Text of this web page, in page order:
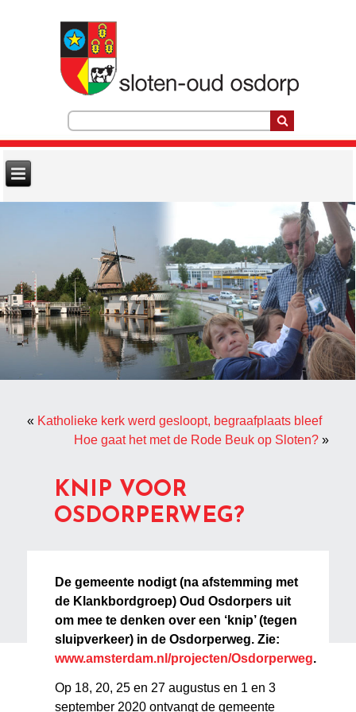
« Katholieke kerk werd gesloopt, begraafplaats bleef
Hoe gaat het met de Rode Beuk op Sloten?»
KNIP VOOR
OSDORPERWEG?
De gemeente nodigt (na afstemming met
de Klankbordgroep) Oud Osdorpers uit
om mee te denken over een ‘knip’ (tegen
sluipverkeer) in de Osdorperweg. Zie:
www.amsterdam.nl/projecten/Osdorperweg.
Op 18, 20, 25 en 27 augustus en 1 en 3
september 2020 ontvangt de gemeente